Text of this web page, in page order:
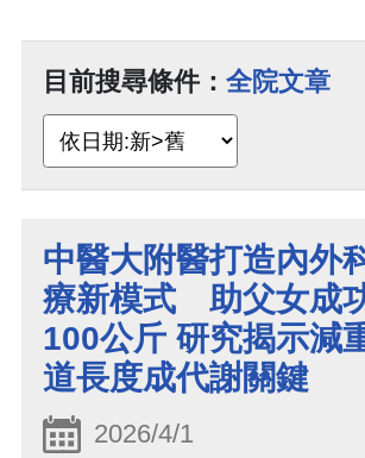
目前搜尋條件： 全院文章
中醫大附醫打造內外
療新模式 助父女成
100公斤 研究揭示減
道長度成代謝關鍵
2026/4/1